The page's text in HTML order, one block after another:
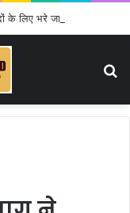
लिए भरे जाएंगे फार्म